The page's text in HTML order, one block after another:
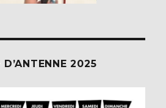
D’ANTENNE 2025